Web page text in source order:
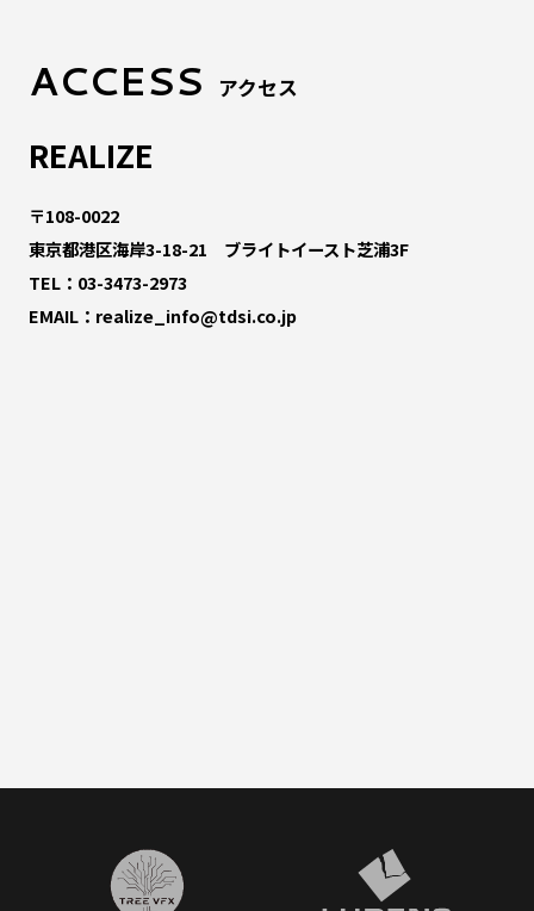
ACCESS アクセス
REALIZE
〒108-0022
東京都港区海岸3-18-21 ブライトイースト芝浦3F
TEL： 03-3473-2973
EMAIL： realize_info@tdsi.co.jp